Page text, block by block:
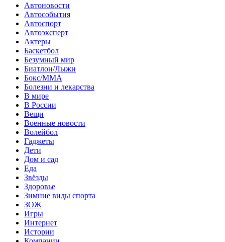
Автоновости
Автособытия
Автоспорт
Автоэксперт
Актеры
Баскетбол
Безумный мир
Биатлон/Лыжи
Бокс/MMA
Болезни и лекарства
В мире
В России
Вещи
Военные новости
Волейбол
Гаджеты
Дети
Дом и сад
Еда
Звёзды
Здоровье
Зимние виды спорта
ЗОЖ
Игры
Интернет
Истории